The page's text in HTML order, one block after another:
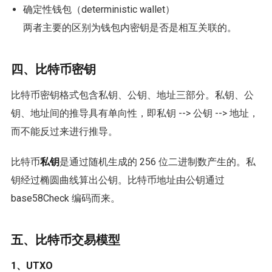
确定性钱包（deterministic wallet）
两者主要的区别为钱包内密钥是否是相互关联的。
四、比特币密钥
比特币密钥格式包含私钥、公钥、地址三部分。私钥、公
钥、地址间的推导具有单向性，即私钥 --> 公钥 --> 地址，
而不能反过来进行推导。
比特币私钥是通过随机生成的 256 位二进制数产生的。私
钥经过椭圆曲线算出公钥。比特币地址由公钥通过
base58Check 编码而来。
五、比特币交易模型
1、UTXO